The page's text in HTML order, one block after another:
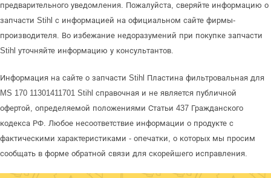
предварительного уведомления. Пожалуйста, сверяйте информацию о
запчасти Stihl с информацией на официальном сайте фирмы-
производителя. Во избежание недоразумений при покупке запчасти
Stihl уточняйте информацию у консультантов.
Информация на сайте о запчасти Stihl Пластина фильтровальная для
MS 170 11301411701 Stihl справочная и не является публичной
офертой, определяемой положениями Статьи 437 Гражданского
кодекса РФ. Любое несоответствие информации о продукте с
фактическими характеристиками - опечатки, о которых мы просим
сообщать в форме обратной связи для скорейшего исправления.